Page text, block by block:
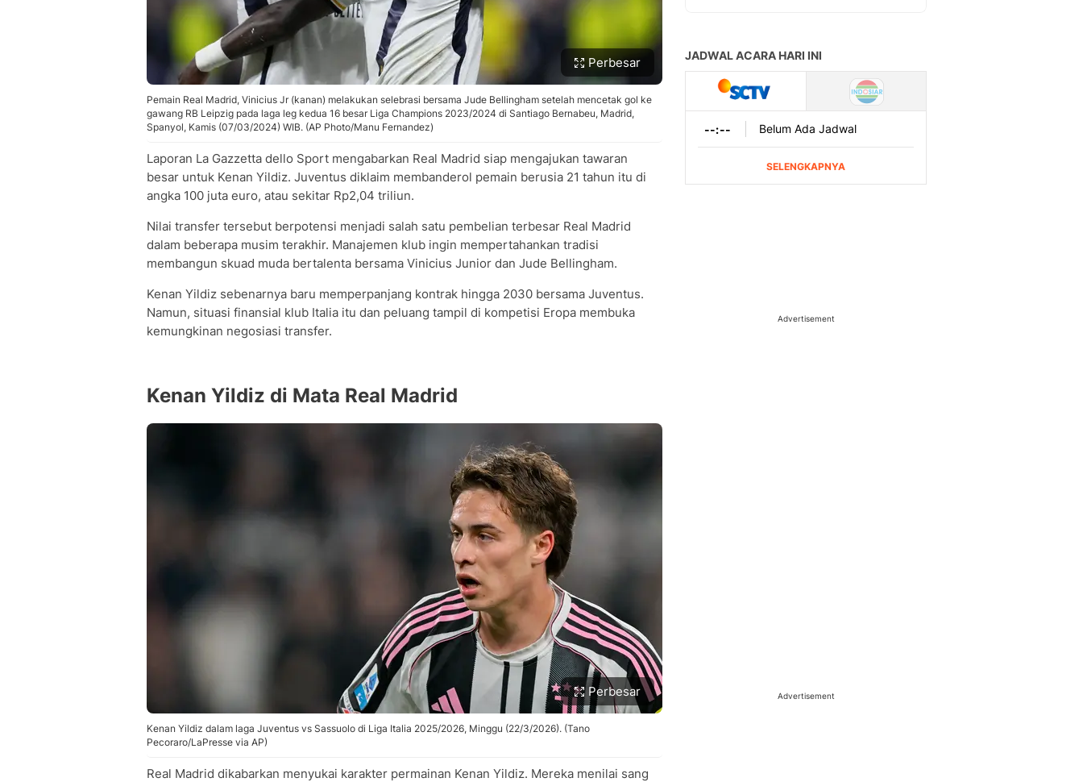
Perbesar
Pemain Real Madrid, Vinicius Jr (kanan) melakukan selebrasi bersama Jude Bellingham setelah mencetak gol ke
gawang RB Leipzig pada laga leg kedua 16 besar Liga Champions 2023/2024 di Santiago Bernabeu, Madrid,
Spanyol, Kamis (07/03/2024) WIB. (AP Photo/Manu Fernandez)
Laporan La Gazzetta dello Sport mengabarkan Real Madrid siap mengajukan tawaran
besar untuk Kenan Yildiz. Juventus diklaim membanderol pemain berusia 21 tahun itu di
angka 100 juta euro, atau sekitar Rp2,04 triliun.
Nilai transfer tersebut berpotensi menjadi salah satu pembelian terbesar Real Madrid
dalam beberapa musim terakhir. Manajemen klub ingin mempertahankan tradisi
membangun skuad muda bertalenta bersama Vinicius Junior dan Jude Bellingham.
Kenan Yildiz sebenarnya baru memperpanjang kontrak hingga 2030 bersama Juventus.
Namun, situasi finansial klub Italia itu dan peluang tampil di kompetisi Eropa membuka
kemungkinan negosiasi transfer.
Kenan Yildiz di Mata Real Madrid
Perbesar
Kenan Yildiz dalam laga Juventus vs Sassuolo di Liga Italia 2025/2026, Minggu (22/3/2026). (Tano
Pecoraro/LaPresse via AP)
Real Madrid dikabarkan menyukai karakter permainan Kenan Yildiz. Mereka menilai sang
Advertisement
Advertisement